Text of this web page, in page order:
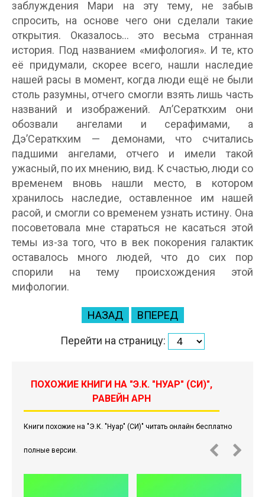
заблуждения Мари на эту тему, не забыв
спросить, на основе чего они сделали такие
открытия. Оказалось… это весьма странная
история. Под названием «мифология». И те, кто
её придумали, скорее всего, нашли наследие
нашей расы в момент, когда люди ещё не были
столь разумны, отчего смогли взять лишь часть
названий и изображений. Ал’Сераткхим они
обозвали ангелами и серафимами, а
Дэ’Сераткхим — демонами, что считались
падшими ангелами, отчего и имели такой
ужасный, по их мнению, вид. К счастью, люди со
временем вновь нашли место, в котором
хранилось наследие, оставленное им нашей
расой, и смогли со временем узнать истину. Она
посоветовала мне стараться не касаться этой
темы из-за того, что в век покорения галактик
оставалось много людей, что до сих пор
спорили на тему происхождения этой
мифологии.
НАЗАД ВПЕРЕД
Перейти на страницу:
ПОХОЖИЕ КНИГИ НА "Э.К. "НУАР" (СИ)",
РАВЕЙН АРН
Книги похожие на "Э.К. "Нуар" (СИ)" читать онлайн бесплатно
полные версии.